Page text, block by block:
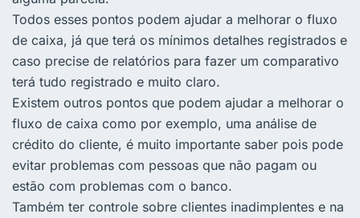
Todos esses pontos podem ajudar a melhorar o fluxo
de caixa, já que terá os mínimos detalhes registrados e
caso precise de relatórios para fazer um comparativo
terá tudo registrado e muito claro.
Existem outros pontos que podem ajudar a melhorar o
fluxo de caixa como por exemplo, uma análise de
crédito do cliente, é muito importante saber pois pode
evitar problemas com pessoas que não pagam ou
estão com problemas com o banco.
Também ter controle sobre clientes inadimplentes e na